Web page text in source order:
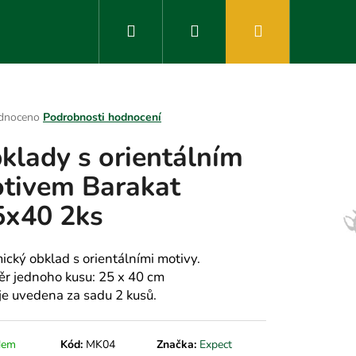
Hledat Přihlášení
Podrobnosti hodnocení
s orientálním
Barakat
2ks
obklad s orientálními motivy.
jednoho kusu: 25 x 40 cm
uvedena za sadu 2 kusů.
Kód: MK04 Značka: Expect